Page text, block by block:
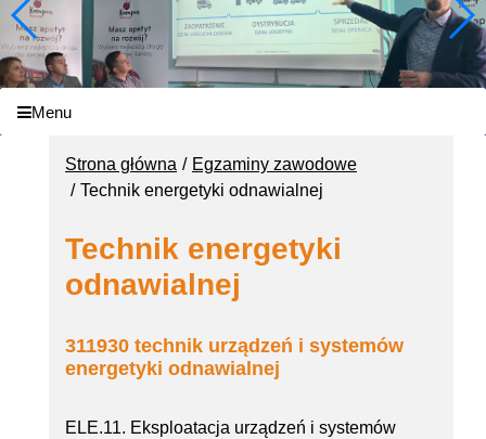
Menu
Strona główna
Egzaminy zawodowe
Technik energetyki odnawialnej
Technik energetyki
odnawialnej
311930 technik urządzeń i systemów
energetyki odnawialnej
ELE.11. Eksploatacja urządzeń i systemów